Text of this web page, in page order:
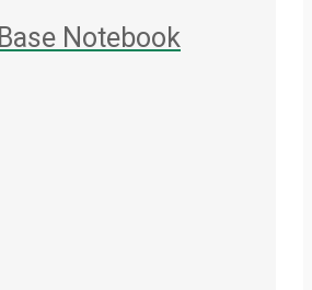
Base Notebook